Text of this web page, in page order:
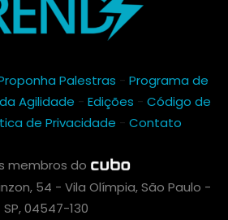
Palestras - Programa de
Agilidade - Edições - Código de
de Privacidade - Contato
membros do
54 - Vila Olímpia, São Paulo -
SP, 04547-130